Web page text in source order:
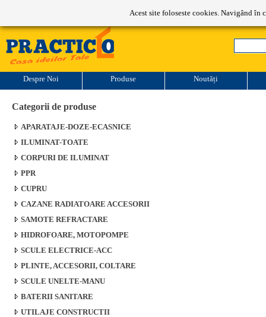
Despre Noi Produse Noutăți
Categorii de produse
APARATAJE-DOZE-ECASNICE
ILUMINAT-TOATE
CORPURI DE ILUMINAT
PPR
CUPRU
CAZANE RADIATOARE ACCESORII
SAMOTE REFRACTARE
HIDROFOARE, MOTOPOMPE
SCULE ELECTRICE-ACC
PLINTE, ACCESORII, COLTARE
SCULE UNELTE-MANU
BATERII SANITARE
UTILAJE CONSTRUCTII
Acest site foloseste cookies. Navigând